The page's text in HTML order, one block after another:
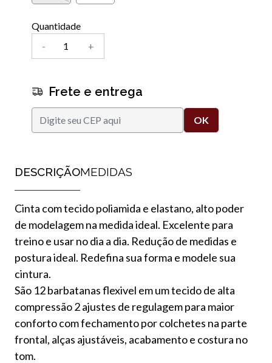
Quantidade
-
+
Frete e entrega
DESCRIÇÃOMEDIDAS
Cinta com tecido poliamida e elastano, alto poder
de modelagem na medida ideal. Excelente para
treino e usar no dia a dia. Redução de medidas e
postura ideal. Redefina sua forma e modele sua
cintura.
São 12 barbatanas flexivel em um tecido de alta
compressão 2 ajustes de regulagem para maior
conforto com fechamento por colchetes na parte
frontal, alças ajustáveis, acabamento e costura no
tom.